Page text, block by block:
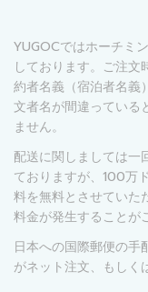
YUGOCではホーチミ
しております。ご注
約者名義（宿泊者名義
文者名が間違っている
ません。
配送に関しましては一
ておりますが、100万
料を無料とさせていた
料金が発生することが
日本への国際郵便の手
がネット注文、もしく